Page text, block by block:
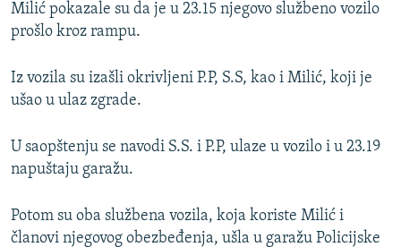
Milić pokazale su da je u 23.15 njegovo službeno vozilo
prošlo kroz rampu.
Iz vozila su izašli okrivljeni P.P, S.S, kao i Milić, koji je
ušao u ulaz zgrade.
U saopštenju se navodi S.S. i P.P, ulaze u vozilo i u 23.19
napuštaju garažu.
Potom su oba službena vozila, koja koriste Milić i
članovi njegovog obezbeđenja, ušla u garažu Policijske